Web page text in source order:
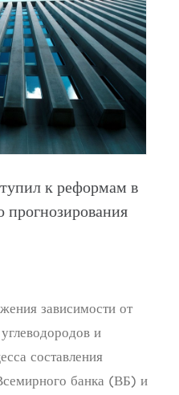
к реформам в
прогнозирования
зависимости от
и
составления
банка (ВБ) и